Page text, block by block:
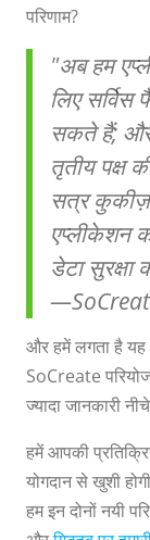
परिणाम?
"अब हम
लिए
सकते हैं; और
तृतीय पक्ष
सत्र कुकीज़
एप्लीकेशन
डेटा
—
और हमें लगता है यह
SoCreate
ज्यादा जानकारी
हमें आपकी
योगदान से खुशी
हम इन दोनों नयी